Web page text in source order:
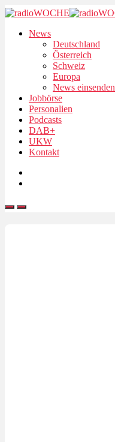
News
Deutschland
Österreich
Schweiz
Europa
News einsenden
Jobbörse
Personalien
Podcasts
DAB+
UKW
Kontakt